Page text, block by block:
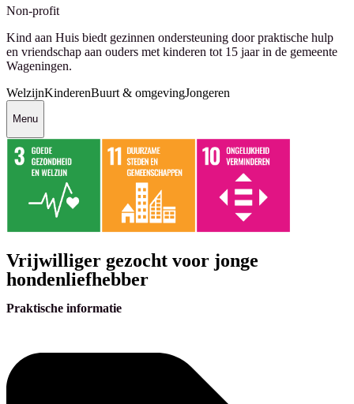
Non-profit
Kind aan Huis biedt gezinnen ondersteuning door praktische hulp
en vriendschap aan ouders met kinderen tot 15 jaar in de gemeente
Wageningen.
WelzijnKinderenBuurt & omgevingJongeren
Menu
Vrijwilliger gezocht voor jonge
hondenliefhebber
Praktische informatie